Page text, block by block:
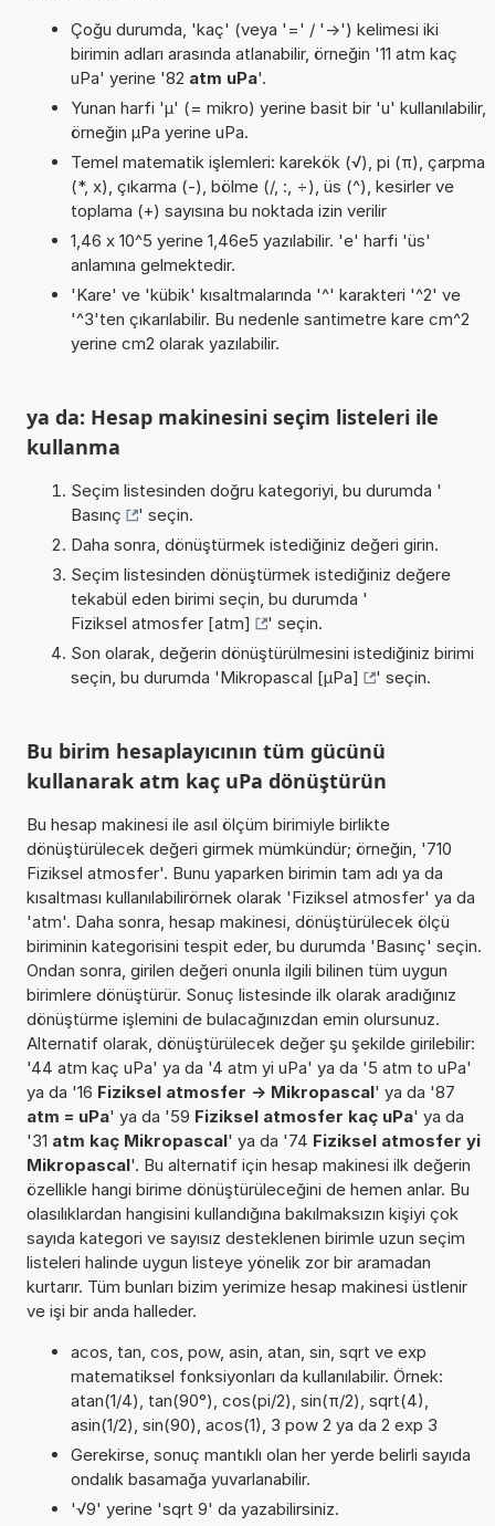
Çoğu durumda, 'kaç' (veya '=' / '->') kelimesi iki
birimin adları arasında atlanabilir, örneğin '11 atm kaç
uPa' yerine '82 atm uPa'.
Yunan harfi 'µ' (= mikro) yerine basit bir 'u' kullanılabilir,
örneğin µPa yerine uPa.
Temel matematik işlemleri: karekök (√), pi (π), çarpma
(*, x), çıkarma (-), bölme (/, :, ÷), üs (^), kesirler ve
toplama (+) sayısına bu noktada izin verilir
1,46 x 10^5 yerine 1,46e5 yazılabilir. 'e' harfi 'üs'
anlamına gelmektedir.
'Kare' ve 'kübik' kısaltmalarında '^' karakteri '^2' ve
'^3'ten çıkarılabilir. Bu nedenle santimetre kare cm^2
yerine cm2 olarak yazılabilir.
ya da: Hesap makinesini seçim listeleri ile
kullanma
Seçim listesinden doğru kategoriyi, bu durumda '
Basınç
' seçin.
Daha sonra, dönüştürmek istediğiniz değeri girin.
Seçim listesinden dönüştürmek istediğiniz değere
tekabül eden birimi seçin, bu durumda '
Fiziksel atmosfer [atm]
' seçin.
Son olarak, değerin dönüştürülmesini istediğiniz birimi
seçin, bu durumda 'Mikropascal [µPa] ' seçin.
Bu birim hesaplayıcının tüm gücünü
kullanarak atm kaç uPa dönüştürün
Bu hesap makinesi ile asıl ölçüm birimiyle birlikte
dönüştürülecek değeri girmek mümkündür; örneğin, '710
Fiziksel atmosfer'. Bunu yaparken birimin tam adı ya da
kısaltması kullanılabilirörnek olarak 'Fiziksel atmosfer' ya da
'atm'. Daha sonra, hesap makinesi, dönüştürülecek ölçü
biriminin kategorisini tespit eder, bu durumda 'Basınç' seçin.
Ondan sonra, girilen değeri onunla ilgili bilinen tüm uygun
birimlere dönüştürür. Sonuç listesinde ilk olarak aradığınız
dönüştürme işlemini de bulacağınızdan emin olursunuz.
Alternatif olarak, dönüştürülecek değer şu şekilde girilebilir:
'44 atm kaç uPa' ya da '4 atm yi uPa' ya da '5 atm to uPa'
ya da '16 Fiziksel atmosfer -> Mikropascal' ya da '87
atm = uPa' ya da '59 Fiziksel atmosfer kaç uPa' ya da
'31 atm kaç Mikropascal' ya da '74 Fiziksel atmosfer yi
Mikropascal'. Bu alternatif için hesap makinesi ilk değerin
özellikle hangi birime dönüştürüleceğini de hemen anlar. Bu
olasılıklardan hangisini kullandığına bakılmaksızın kişiyi çok
sayıda kategori ve sayısız desteklenen birimle uzun seçim
listeleri halinde uygun listeye yönelik zor bir aramadan
kurtarır. Tüm bunları bizim yerimize hesap makinesi üstlenir
ve işi bir anda halleder.
acos, tan, cos, pow, asin, atan, sin, sqrt ve exp
matematiksel fonksiyonları da kullanılabilir. Örnek:
atan(1/4), tan(90°), cos(pi/2), sin(π/2), sqrt(4),
asin(1/2), sin(90), acos(1), 3 pow 2 ya da 2 exp 3
Gerekirse, sonuç mantıklı olan her yerde belirli sayıda
ondalık basamağa yuvarlanabilir.
'√9' yerine 'sqrt 9' da yazabilirsiniz.